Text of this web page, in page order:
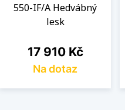
550-IF/A Hedvábný
lesk
Cena
17 910 Kč
Na dotaz